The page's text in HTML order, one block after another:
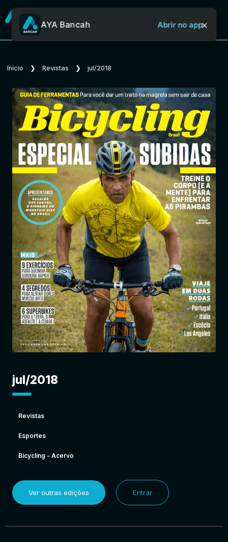
Sobre o Aya Bancah
Início
Revistas
Jornais
Notícias
Entrar
AYA Bancah Abrir no app×
Início ❯ Revistas ❯ jul/2018
jul/2018
Revistas
Esportes
Bicycling - Acervo
Ver outras edições Entrar